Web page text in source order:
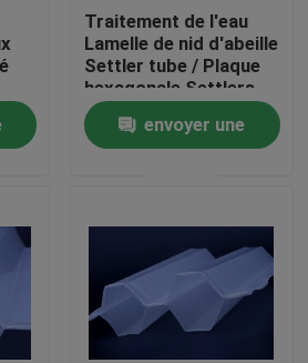
Traitement de l'eau
Lamelle de nid d'abeille
Settler tube / Plaque
hexagonale Settlers
traitement de l'eau
envoyer une